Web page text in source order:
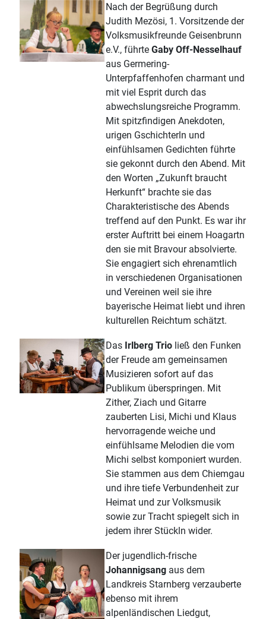
Nach der Begrüßung durch
Judith Mezösi, 1. Vorsitzende der
Volksmusikfreunde Geisenbrunn
e.V., führte Gaby Off-Nesselhauf
aus Germering-
Unterpfaffenhofen charmant und
mit viel Esprit durch das
abwechslungsreiche Programm.
Mit spitzfindigen Anekdoten,
urigen Gschichterln und
einfühlsamen Gedichten führte
sie gekonnt durch den Abend. Mit
den Worten „Zukunft braucht
Herkunft“ brachte sie das
Charakteristische des Abends
treffend auf den Punkt. Es war ihr
erster Auftritt bei einem Hoagartn
den sie mit Bravour absolvierte.
Sie engagiert sich ehrenamtlich
in verschiedenen Organisationen
und Vereinen weil sie ihre
bayerische Heimat liebt und ihren
kulturellen Reichtum schätzt.
Das Irlberg Trio ließ den Funken
der Freude am gemeinsamen
Musizieren sofort auf das
Publikum überspringen. Mit
Zither, Ziach und Gitarre
zauberten Lisi, Michi und Klaus
hervorragende weiche und
einfühlsame Melodien die vom
Michi selbst komponiert wurden.
Sie stammen aus dem Chiemgau
und ihre tiefe Verbundenheit zur
Heimat und zur Volksmusik
sowie zur Tracht spiegelt sich in
jedem ihrer Stückln wider.
Der jugendlich-frische
Johannigsang aus dem
Landkreis Starnberg verzauberte
ebenso mit ihrem
alpenländischen Liedgut,